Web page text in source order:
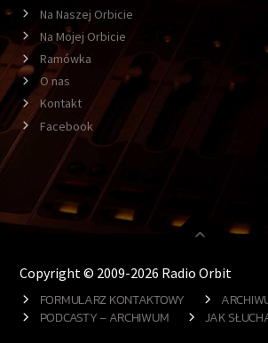
Na Naszej Orbicie
Na Mojej Orbicie
Ramówka
O nas
Kontakt
Facebook
Copyright © 2009-2026 Radio Orbit
FORMULARZ KONTAKTOWY
PODCASTY – ARCHIWUM
JAK